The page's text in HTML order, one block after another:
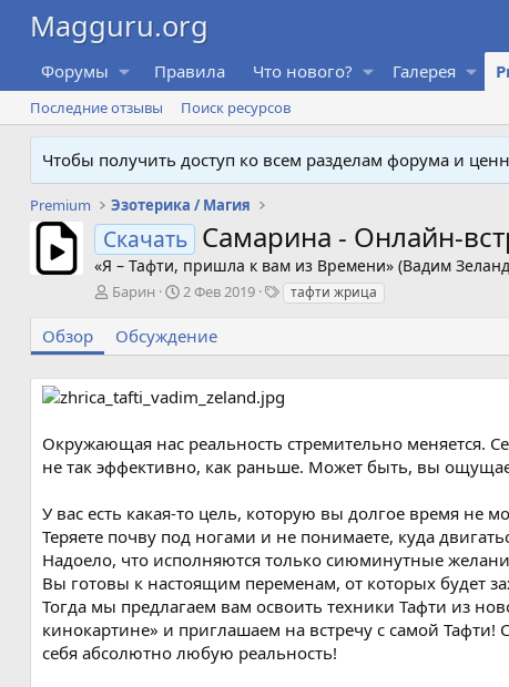
Форумы Правила Что нового? Галерея
Последние отзывы Поиск ресурсов
Чтобы получить доступ ко всем разделам форума и
Premium Эзотерика / Магия
Скачать Самарина - Онлайн-
«Я – Тафти, пришла к вам из Времени» (Вадим
А
т
о
Барин
Д
т
а
о
а
н
я
2 Фев 2019
Т
и
тафти жрица
Обзор Обсуждение
Окружающая нас реальность стремительно меняется.
не так эффективно, как раньше. Может быть, вы
У вас есть какая-то цель, которую вы долгое время не
Теряете почву под ногами и не понимаете, куда
Надоело, что исполняются только сиюминутные
Вы готовы к настоящим переменам, от которых будет
Тогда мы предлагаем вам освоить техники Тафти из
кинокартине» и приглашаем на встречу с самой
себя абсолютно любую реальность!